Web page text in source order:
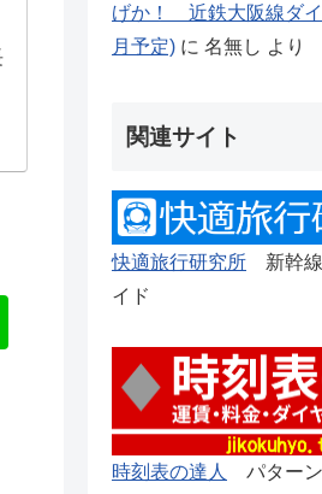
げか！ 近鉄大阪線ダ
月予定) に 名無し より
関連サイト
快適旅行研究所 新幹線
イド
時刻表の達人 パターン